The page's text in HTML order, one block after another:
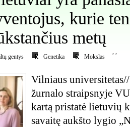
kurie
metų
gentys
,
Genetika
,
Mokslas
Vilniaus
žurnalo straipsnyje
kartą pristatė lietuvių
savaitę aukšto lygio